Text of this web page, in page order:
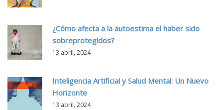
¿Cómo afecta a la autoestima el haber sido
sobreprotegidos?
13 abril, 2024
Inteligencia Artificial y Salud Mental: Un Nuevo
Horizonte
13 abril, 2024